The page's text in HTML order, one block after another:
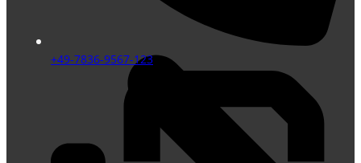
+49-7836-9567-123